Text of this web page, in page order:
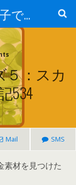
お絵かき大好き 腐女子でゲーマーのおかしな生活
：スカ
534
Mail SMS
素材を見つけた